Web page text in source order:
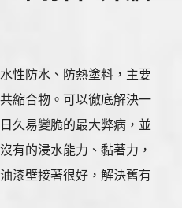
性防水、防熱塗料，主要
縮合物。可以徹底解決一
久易變脆的最大弊病，並
有的浸水能力、黏著力，
漆壁接著很好，解決舊有